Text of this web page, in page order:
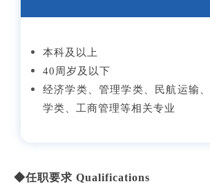
本科及以上
40周岁及以下
经济学类、管理学类、民航运输
学类、工商管理等相关专业
◆任职要求 Qualifications